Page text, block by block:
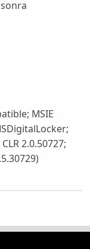
MSIE
2.0.50727;